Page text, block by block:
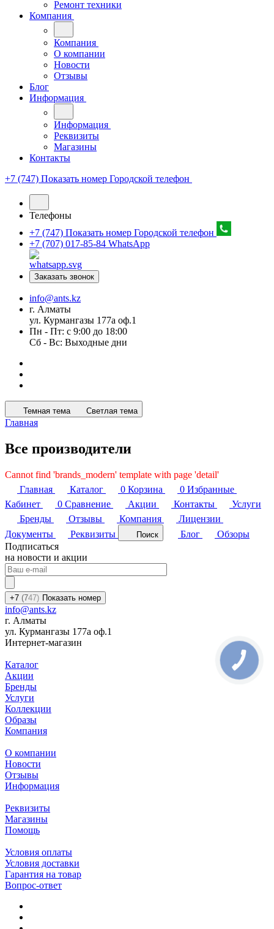
Ремонт техники
Компания
Компания
О компании
Новости
Отзывы
Блог
Информация
Информация
Реквизиты
Магазины
Контакты
+7 (747) Показать номер Городской телефон
Телефоны
+7 (747) Показать номер Городской телефон
+7 (707) 017-85-84 WhatsApp
Заказать звонок
info@ants.kz
г. Алматы
ул. Курмангазы 177а оф.1
Пн - Пт: с 9:00 до 18:00
Сб - Вс: Выходные дни
Темная тема Светлая тема
Главная
Все производители
Cannot find 'brands_modern' template with page 'detail'
Главная
Каталог 0 Корзина 0 Избранные
Кабинет
0 Сравнение Акции Контакты
Услуги
Бренды
Отзывы Компания
Лицензии
Документы
Реквизиты Поиск Блог
Обзоры
Подписаться
на новости и акции
+7 (747) Показать номер
info@ants.kz
г. Алматы
ул. Курмангазы 177а оф.1
Интернет-магазин
Каталог
Акции
Бренды
Услуги
Коллекции
Образы
Компания
О компании
Новости
Отзывы
Информация
Реквизиты
Магазины
Помощь
Условия оплаты
Условия доставки
Гарантия на товар
Вопрос-ответ